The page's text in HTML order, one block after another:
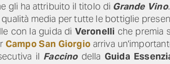
gli ha attribuito il titolo di Grande Vino
qualità media per tutte le bottiglie
con la guida di Veronelli che premia
Campo San Giorgio arriva
il Faccinodella Guida